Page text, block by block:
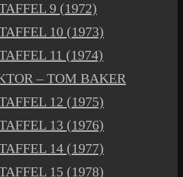
9 (1972)
10 (1973)
11 (1974)
– TOM BAKER
12 (1975)
13 (1976)
14 (1977)
15 (1978)